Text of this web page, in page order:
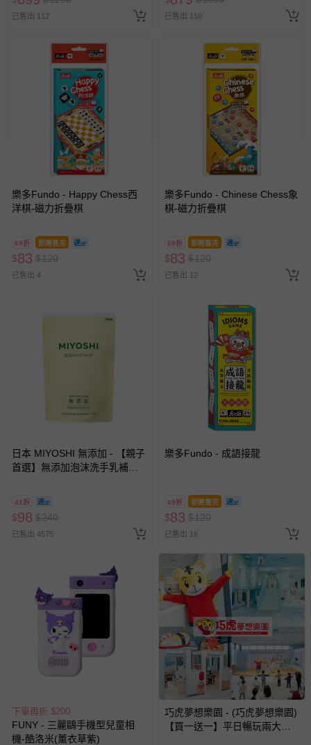
期作廢) (兒童票(2歲以上)贈一
名陪伴成人)
已售出 112 已售出 150
樂多Fundo - Happy Chess西
洋棋-磁力折疊棋
69折 即將售完
$83 $120
已售出 4
樂多Fundo - Chinese Chess象
棋-磁力折疊棋
69折 即將售完
$83 $120
已售出 12
日本 MIYOSHI 無添加 - 【親子
首選】無添加泡沫洗手乳補充
41折
$98 $240
已售出 4575
樂多Fundo - 成語接龍
69折 即將售完
$83 $120
已售出 16
下單再折 $200
FUNY - 三麗鷗手機型兒童相
機-酷洛米(薰衣草紫)
巧虎夢想樂園 - (巧虎夢想樂園)
【買一送一】平日暢玩兩大一